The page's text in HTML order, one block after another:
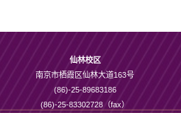
仙林校区
南京市栖霞区仙林大道163号
(86)-25-89683186
(86)-25-83302728（fax）